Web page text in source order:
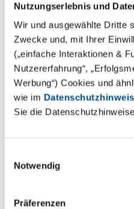
Nutzungserlebnis und
Wir und ausgewählte Dritte
Zwecke und, mit Ihrer
(„einfache Interaktionen &
Nutzererfahrung“,
Werbung“) Cookies und
wie im Datenschutzhinweis
Sie die
Notwendig
Präferenzen
Medizinprodukte
Team bietet ein
Bereichen: